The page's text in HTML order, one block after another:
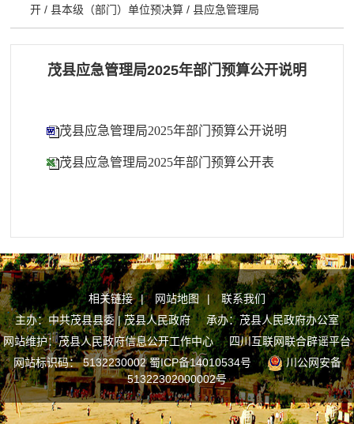
开 /县本级（部门）单位预决算 /县应急管理局
茂县应急管理局2025年部门预算公开说明
茂县应急管理局2025年部门预算公开说明
茂县应急管理局2025年部门预算公开表
相关链接 | 网站地图 |
联系我们
主办：中共茂县县委 | 茂县人民政府 承办：茂县人民政府办公室
网站维护：茂县人民政府信息公开工作中心四川互联网联合辟谣平台
网站标识码： 5132230002蜀ICP备14010534号
川公网安备
51322302000002号